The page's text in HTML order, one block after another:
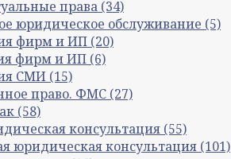
права (34)
юридическое обслуживание (5)
фирм и ИП (20)
фирм и ИП (6)
СМИ (15)
право. ФМС (27)
(58)
консультация (55)
юридическая консультация (101)